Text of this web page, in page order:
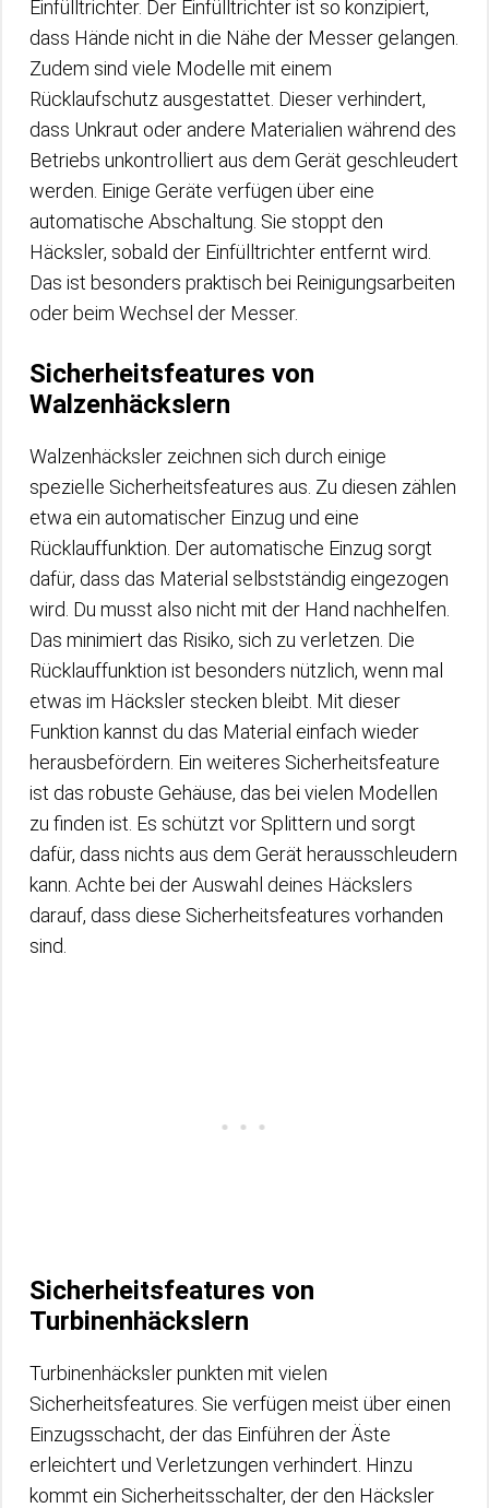
Einfülltrichter. Der Einfülltrichter ist so konzipiert,
dass Hände nicht in die Nähe der Messer gelangen.
Zudem sind viele Modelle mit einem
Rücklaufschutz ausgestattet. Dieser verhindert,
dass Unkraut oder andere Materialien während des
Betriebs unkontrolliert aus dem Gerät geschleudert
werden. Einige Geräte verfügen über eine
automatische Abschaltung. Sie stoppt den
Häcksler, sobald der Einfülltrichter entfernt wird.
Das ist besonders praktisch bei Reinigungsarbeiten
oder beim Wechsel der Messer.
Sicherheitsfeatures von
Walzenhäckslern
Walzenhäcksler zeichnen sich durch einige
spezielle Sicherheitsfeatures aus. Zu diesen zählen
etwa ein automatischer Einzug und eine
Rücklauffunktion. Der automatische Einzug sorgt
dafür, dass das Material selbstständig eingezogen
wird. Du musst also nicht mit der Hand nachhelfen.
Das minimiert das Risiko, sich zu verletzen. Die
Rücklauffunktion ist besonders nützlich, wenn mal
etwas im Häcksler stecken bleibt. Mit dieser
Funktion kannst du das Material einfach wieder
herausbefördern. Ein weiteres Sicherheitsfeature
ist das robuste Gehäuse, das bei vielen Modellen
zu finden ist. Es schützt vor Splittern und sorgt
dafür, dass nichts aus dem Gerät herausschleudern
kann. Achte bei der Auswahl deines Häckslers
darauf, dass diese Sicherheitsfeatures vorhanden
sind.
Sicherheitsfeatures von
Turbinenhäckslern
Turbinenhäcksler punkten mit vielen
Sicherheitsfeatures. Sie verfügen meist über einen
Einzugsschacht, der das Einführen der Äste
erleichtert und Verletzungen verhindert. Hinzu
kommt ein Sicherheitsschalter, der den Häcksler